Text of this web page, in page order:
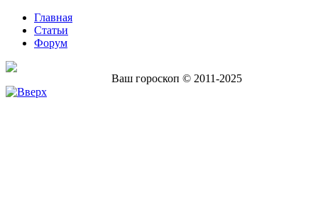
Главная
Статьи
Форум
Ваш гороскоп © 2011-2025